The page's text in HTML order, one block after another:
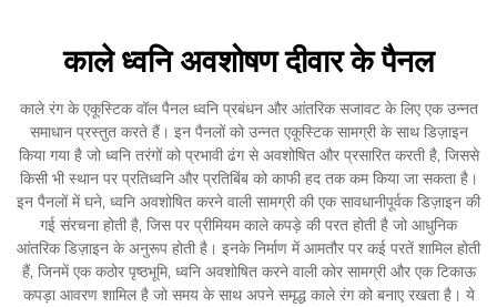
काले ध्वनि अवशोषण दीवार के पैनल
काले रंग के एकूस्टिक वॉल पैनल ध्वनि प्रबंधन और आंतरिक सजावट के लिए एक उन्नत
समाधान प्रस्तुत करते हैं। इन पैनलों को उन्नत एकूस्टिक सामग्री के साथ डिज़ाइन
किया गया है जो ध्वनि तरंगों को प्रभावी ढंग से अवशोषित और प्रसारित करती है, जिससे
किसी भी स्थान पर प्रतिध्वनि और प्रतिबिंब को काफी हद तक कम किया जा सकता है।
इन पैनलों में घने, ध्वनि अवशोषित करने वाली सामग्री की एक सावधानीपूर्वक डिज़ाइन की
गई संरचना होती है, जिस पर प्रीमियम काले कपड़े की परत होती है जो आधुनिक
आंतरिक डिज़ाइन के अनुरूप होती है। इनके निर्माण में आमतौर पर कई परतें शामिल होती
हैं, जिनमें एक कठोर पृष्ठभूमि, ध्वनि अवशोषित करने वाली कोर सामग्री और एक टिकाऊ
कपड़ा आवरण शामिल है जो समय के साथ अपने समृद्ध काले रंग को बनाए रखता है। ये